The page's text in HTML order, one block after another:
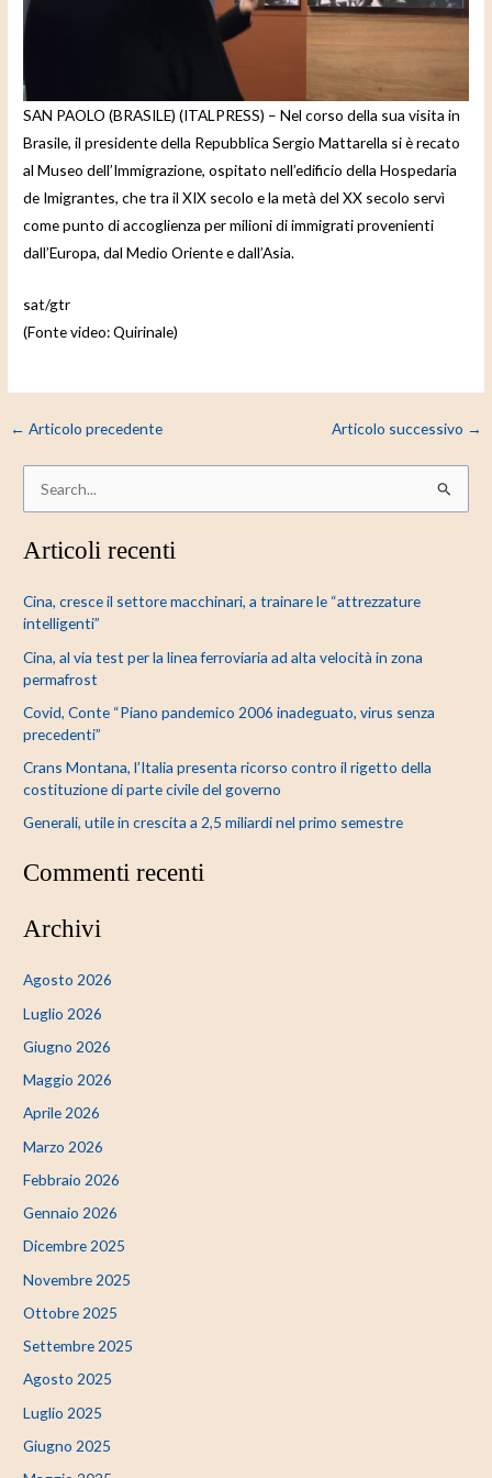
o
SAN PAOLO (BRASILE) (ITALPRESS) – Nel corso della sua visita in
Brasile, il presidente della Repubblica Sergio Mattarella si è recato
al Museo dell’Immigrazione, ospitato nell’edificio della Hospedaria
de Imigrantes, che tra il XIX secolo e la metà del XX secolo servì
come punto di accoglienza per milioni di immigrati provenienti
dall’Europa, dal Medio Oriente e dall’Asia.
sat/gtr
(Fonte video: Quirinale)
← Articolo precedente Articolo successivo →
r
a
Articoli recenti
Cina, cresce il settore macchinari, a trainare le “attrezzature
intelligenti”
Cina, al via test per la linea ferroviaria ad alta velocità in zona
permafrost
Covid, Conte “Piano pandemico 2006 inadeguato, virus senza
precedenti”
Crans Montana, l’Italia presenta ricorso contro il rigetto della
costituzione di parte civile del governo
Generali, utile in crescita a 2,5 miliardi nel primo semestre
Commenti recenti
Archivi
Agosto 2026
Luglio 2026
Giugno 2026
Maggio 2026
Aprile 2026
Marzo 2026
Febbraio 2026
Gennaio 2026
Dicembre 2025
Novembre 2025
Ottobre 2025
Settembre 2025
Agosto 2025
Luglio 2025
Giugno 2025